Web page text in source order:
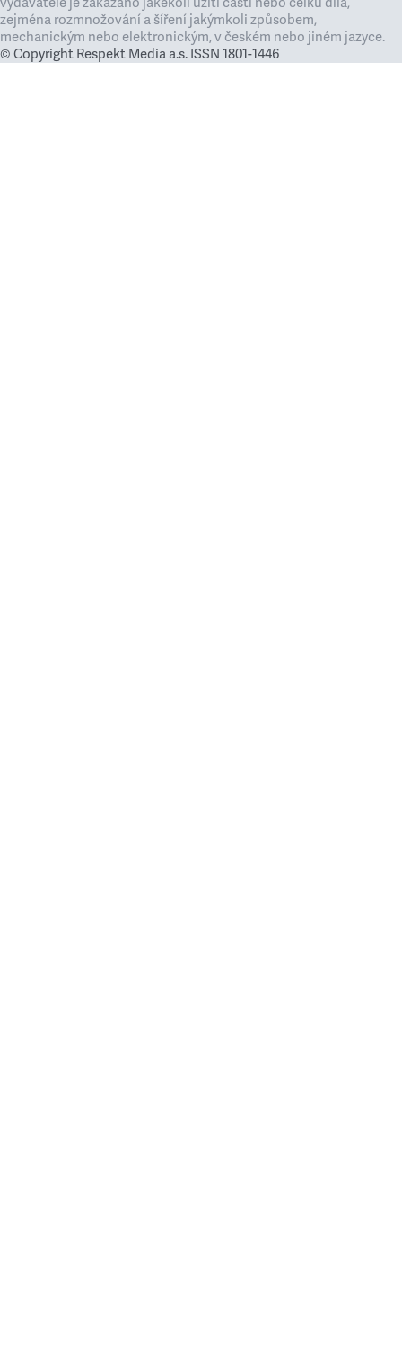
zejména rozmnožování a šíření jakýmkoli způsobem,
mechanickým nebo elektronickým, v českém nebo jiném jazyce.
© Copyright Respekt Media a.s. ISSN 1801-1446